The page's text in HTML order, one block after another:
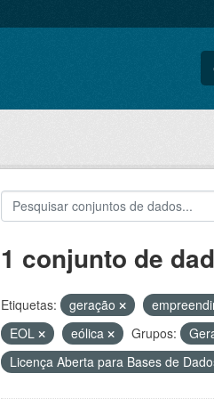
1 conjunto de
Etiquetas: geração
EOL
eólica Grupos:
Licença Aberta para Bases de